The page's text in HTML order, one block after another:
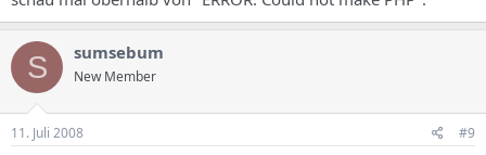
S sumsebum
New Member
11. Juli 2008 #9